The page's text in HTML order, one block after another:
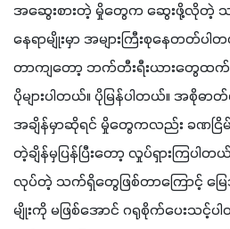
အဆွေးစားတဲ့ မှိုတွေက ဆွေးဖို့လိုတဲ့ သ
နေရာမျိုးမှာ အများကြီးစုနေတတ်
တာကျတော့ ဘက်တီးရီးယားတွေထက်
ပိုများပါတယ်။ ပိုမြန်ပါတယ်။ အစိုဓ
အချိန်မှာဆိုရင် မှိုတွေကလည်း ခဏငြိမ်
တဲ့ချိန်မှပြန်ပြီးတော့ လှုပ်ရှားကြ
လုပ်တဲ့ သက်ရှိတွေဖြစ်တာကြောင့် မြေ
မျိုးကို မဖြစ်အောင် ဂရုစိုက်ပေးသင့်